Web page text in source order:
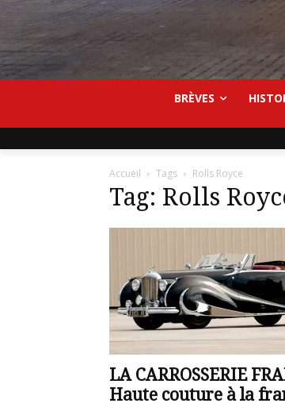
BRÈVES
Accueil Tags Rolls Royce
Tag: Rolls
LA CARROSSERIE
Haute couture à la